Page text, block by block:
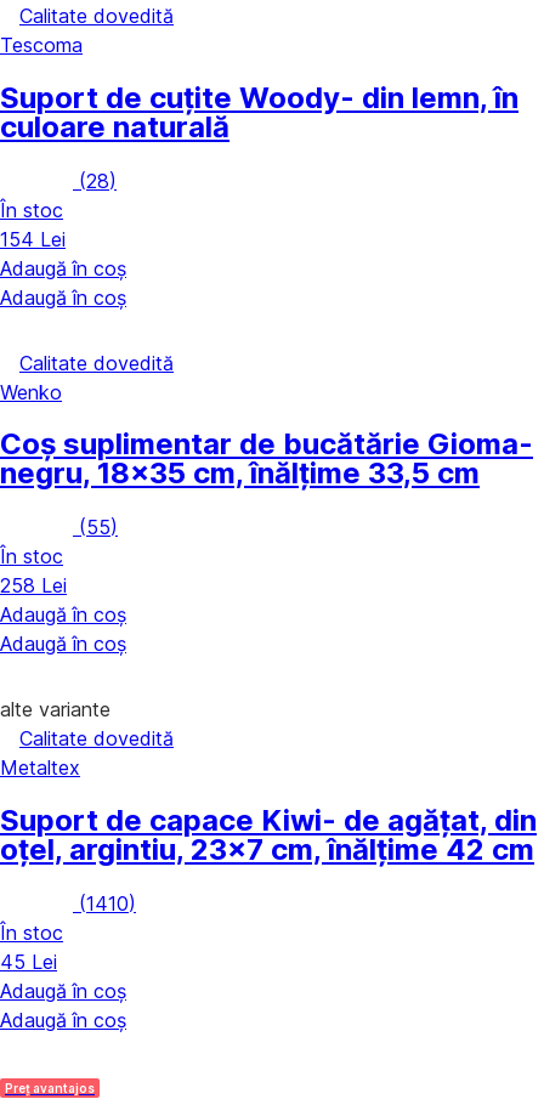
Calitate dovedită
Tescoma
Suport de cuțite Woody- din lemn, în
culoare naturală
(28)
În stoc
154 Lei
Adaugă în coș
Adaugă în coș
Calitate dovedită
Wenko
Coș suplimentar de bucătărie Gioma-
negru, 18x35 cm, înălțime 33,5 cm
(55)
În stoc
258 Lei
Adaugă în coș
Adaugă în coș
alte variante
Calitate dovedită
Metaltex
Suport de capace Kiwi- de agățat, din
oțel, argintiu, 23x7 cm, înălțime 42 cm
(1410)
În stoc
45 Lei
Adaugă în coș
Adaugă în coș
Preț avantajos